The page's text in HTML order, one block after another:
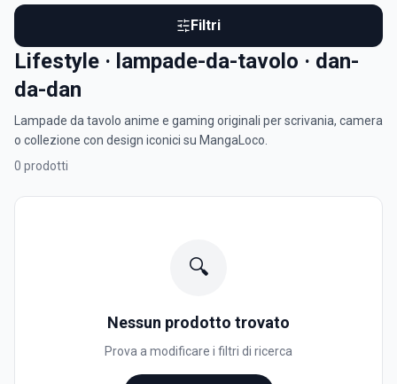
Filtri
Lifestyle · lampade-da-tavolo · dan-
da-dan
Lampade da tavolo anime e gaming originali per scrivania, camera
o collezione con design iconici su MangaLoco.
0 prodotti
🔍
Nessun prodotto trovato
Prova a modificare i filtri di ricerca